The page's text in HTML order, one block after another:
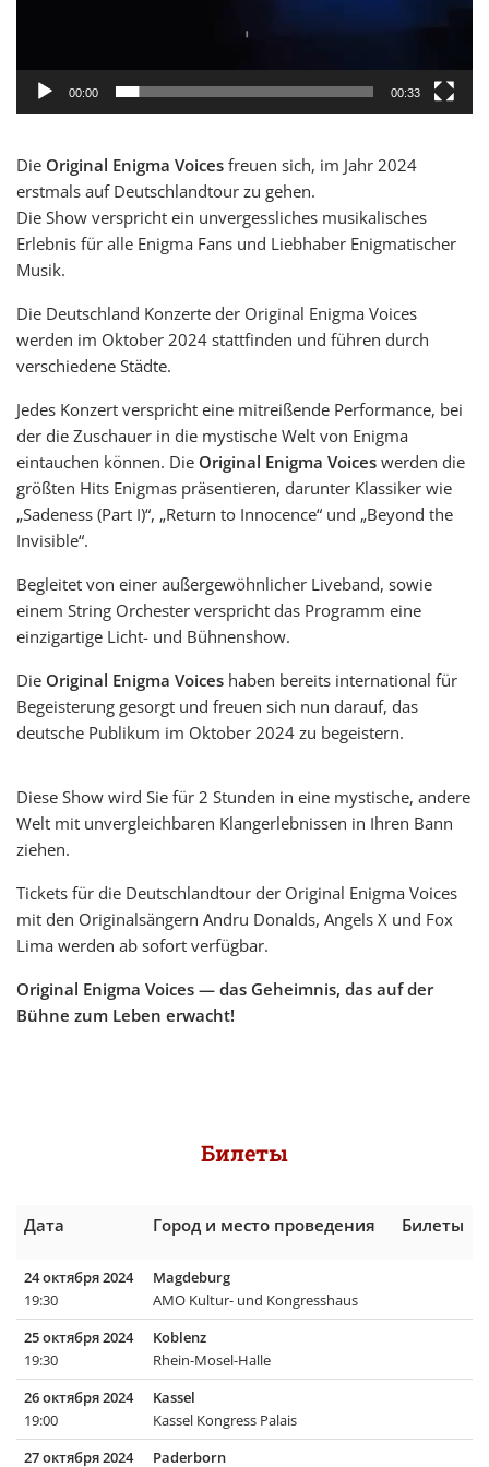
00:00 00:33
Die Original Enigma Voices freuen sich, im Jahr 2024
erstmals auf Deutschlandtour zu gehen.
Die Show verspricht ein unvergessliches musikalisches
Erlebnis für alle Enigma Fans und Liebhaber Enigmatischer
Musik.
Die Deutschland Konzerte der Original Enigma Voices
werden im Oktober 2024 stattfinden und führen durch
verschiedene Städte.
Jedes Konzert verspricht eine mitreißende Performance, bei
der die Zuschauer in die mystische Welt von Enigma
eintauchen können. Die Original Enigma Voices werden die
größten Hits Enigmas präsentieren, darunter Klassiker wie
„Sadeness (Part I)“, „Return to Innocence“ und „Beyond the
Invisible“.
Begleitet von einer außergewöhnlicher Liveband, sowie
einem String Orchester verspricht das Programm eine
einzigartige Licht- und Bühnenshow.
Die Original Enigma Voices haben bereits international für
Begeisterung gesorgt und freuen sich nun darauf, das
deutsche Publikum im Oktober 2024 zu begeistern.
Diese Show wird Sie für 2 Stunden in eine mystische, andere
Welt mit unvergleichbaren Klangerlebnissen in Ihren Bann
ziehen.
Tickets für die Deutschlandtour der Original Enigma Voices
mit den Originalsängern Andru Donalds, Angels X und Fox
Lima werden ab sofort verfügbar.
Original Enigma Voices — das Geheimnis, das auf der
Bühne zum Leben erwacht!
Билеты
Дата Город и место проведения Билеты
24 октября 2024
19:30
Magdeburg
AMO Kultur- und Kongresshaus
25 октября 2024
19:30
Koblenz
Rhein-Mosel-Halle
26 октября 2024
19:00
Kassel
Kassel Kongress Palais
27 октября 2024
Paderborn